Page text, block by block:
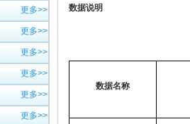
更多>>
更多>>
更多>>
更多>>
更多>>
更多>>
数据说明
数据名称